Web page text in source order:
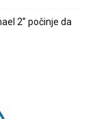
2” počinje da